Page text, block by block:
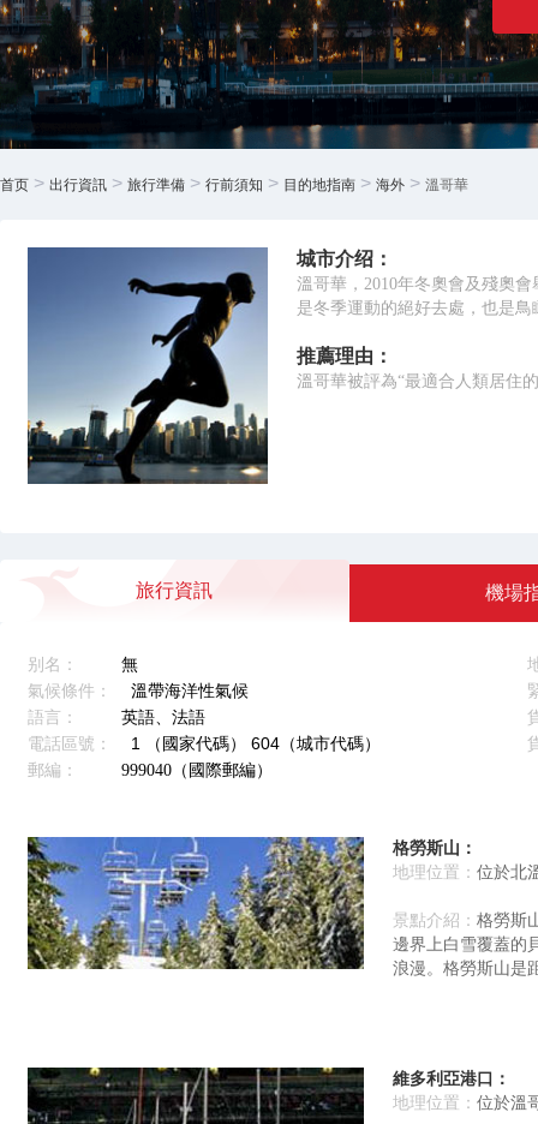
首页 > 出行資訊 > 旅行準備 > 行前須知 > 目的地指南 > 海外 > 溫哥華
城市介绍：
溫哥華，2010年冬奧會及殘奧
是冬季運動的絕好去處，也是
推薦理由：
溫哥華被評為“最適合人類居住
旅行資訊
别名： 無
氣候條件：
溫帶海洋性氣候
語言： 英語、法語
電話區號： 1 （國家代碼） 604（城市代碼）
郵編： 999040（國際郵編）
格勞斯山：
地理位置： 位於北
景點介紹： 格勞斯
邊界上白雪覆蓋的
浪漫。格勞斯山是
維多利亞港口：
地理位置： 位於溫
機場